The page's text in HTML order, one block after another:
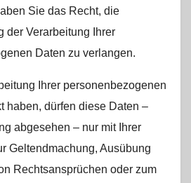
Sie das Recht, die
der Verarbeitung Ihrer
Daten zu verlangen.
Ihrer personenbezogenen
haben, dürfen diese Daten –
abgesehen – nur mit Ihrer
Geltendmachung, Ausübung
Rechtsansprüchen oder zum